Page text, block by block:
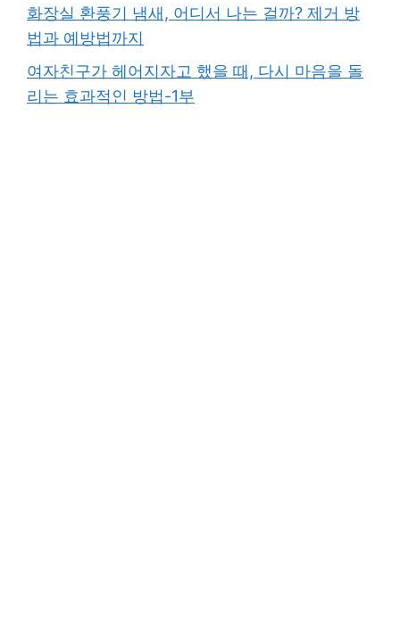
화장실 환풍기 냄새, 어디서 나는 걸까? 제거 방
법과 예방법까지
여자친구가 헤어지자고 했을 때, 다시 마음을 돌
리는 효과적인 방법-1부